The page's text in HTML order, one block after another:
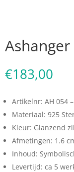
€183,00
Artikelnr: AH 054
Materiaal: 925
Kleur: Glanzend
Afmetingen: 1.6
Inhoud:
Levertijd: ca 5